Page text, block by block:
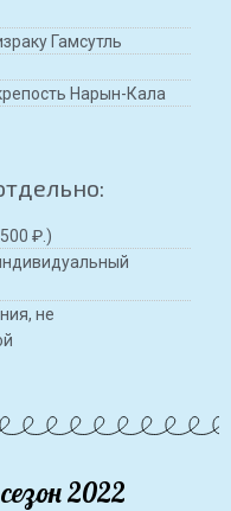
Гамсутль
Нарын-Кала
₽.)
не
2022